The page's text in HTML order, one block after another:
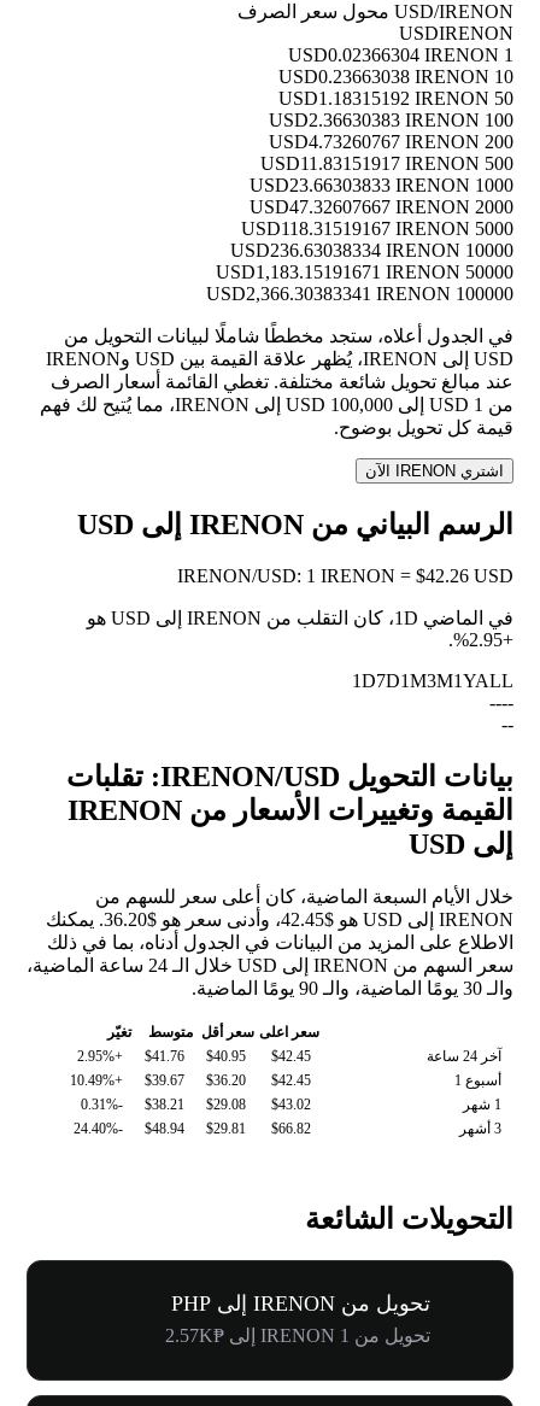
USD/IRENON محول سعر الصرف
USDIRENON
1 USD
0.02366304 IRENON
10 USD
0.23663038 IRENON
50 USD
1.18315192 IRENON
100 USD
2.36630383 IRENON
200 USD
4.73260767 IRENON
500 USD
11.83151917 IRENON
1000 USD
23.66303833 IRENON
2000 USD
47.32607667 IRENON
5000 USD
118.31519167 IRENON
10000 USD
236.63038334 IRENON
50000 USD
1,183.15191671 IRENON
100000 USD
2,366.30383341 IRENON
في الجدول أعلاه، ستجد مخططًا شاملًا لبيانات التحويل من
USD إلى IRENON، يُظهر علاقة القيمة بين USD وIRENON
عند مبالغ تحويل شائعة مختلفة. تغطي القائمة أسعار الصرف
من 1 USD إلى 100,000 USD إلى IRENON، مما يُتيح لك فهم
قيمة كل تحويل بوضوح.
اشتري IRENON الآن
الرسم البياني من IRENON إلى USD
IRENON/USD: 1 IRENON = $42.26 USD
في الماضي 1D، كان التقلب من IRENON إلى USD هو
+2.95%
.
1D7D1M3M1YALL
--
--
--
بيانات التحويل IRENON/USD: تقلبات
القيمة وتغييرات الأسعار من IRENON
إلى USD
خلال الأيام السبعة الماضية، كان أعلى سعر للسهم من
IRENON إلى USD هو $42.45، وأدنى سعر هو $36.20. يمكنك
الاطلاع على المزيد من البيانات في الجدول أدناه، بما في ذلك
سعر السهم من IRENON إلى USD خلال الـ 24 ساعة الماضية،
والـ 30 يومًا الماضية، والـ 90 يومًا الماضية.
سعر اعلى سعر أقل متوسط
تغيّر
آخر 24 ساعة
$42.45
$40.95
$41.76
+2.95%
أسبوع 1
$42.45
$36.20
$39.67
+10.49%
1 شهر
$43.02
$29.08
$38.21
-0.31%
3 أشهر
$66.82
$29.81
$48.94
-24.40%
التحويلات الشائعة
تحويل من IRENON إلى PHP
تحويل من 1 IRENON إلى ₱2.57K